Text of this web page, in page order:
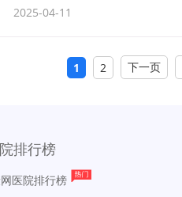
2025-04-11
1 2 下一页
排行榜
医院排行榜